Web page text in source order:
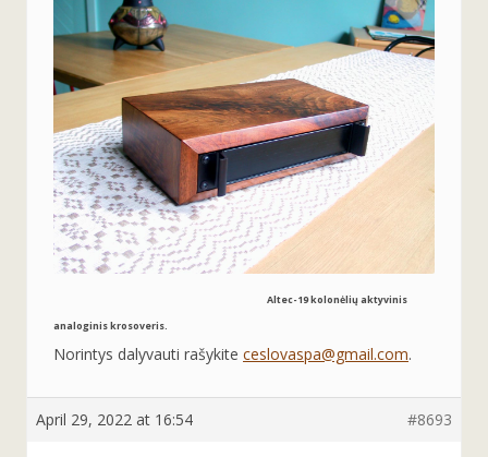
Altec-19 kolonėlių aktyvinis
analoginis krosoveris.
Norintys dalyvauti rašykite ceslovaspa@gmail.com.
April 29, 2022 at 16:54 #8693